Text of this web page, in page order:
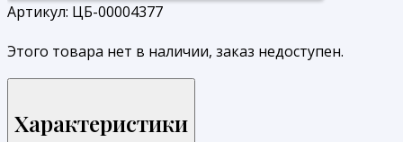
Артикул: ЦБ-00004377
Этого товара нет в наличии, заказ недоступен.
Характеристики